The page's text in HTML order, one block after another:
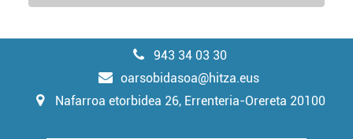
943 34 03 30
oarsobidasoa@hitza.eus
Nafarroa etorbidea 26, Errenteria-Orereta 20100